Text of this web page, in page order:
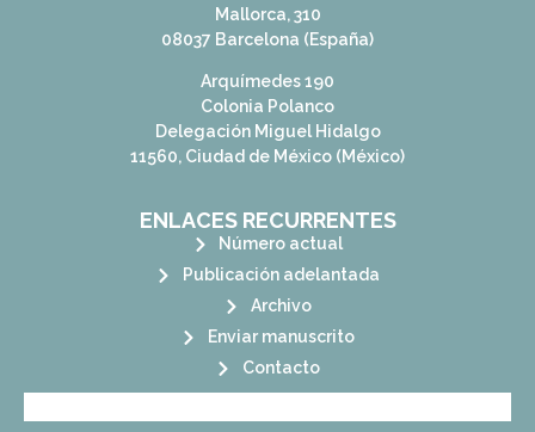
Mallorca, 310
08037 Barcelona (España)
Arquímedes 190
Colonia Polanco
Delegación Miguel Hidalgo
11560, Ciudad de México (México)
ENLACES RECURRENTES
Número actual
Publicación adelantada
Archivo
Enviar manuscrito
Contacto